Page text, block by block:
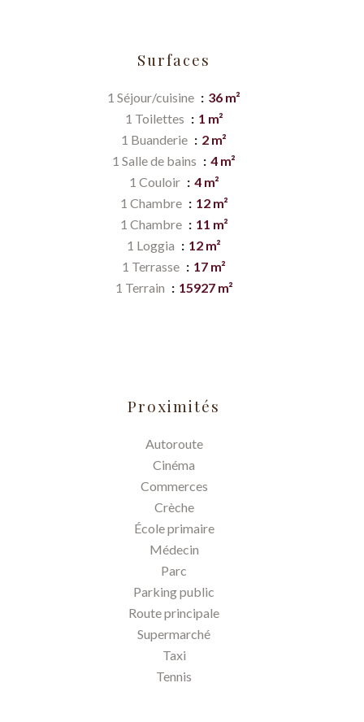
Surfaces
1 Séjour/cuisine
36 m²
1 Toilettes
1 m²
1 Buanderie
2 m²
1 Salle de bains
4 m²
1 Couloir
4 m²
1 Chambre
12 m²
1 Chambre
11 m²
1 Loggia
12 m²
1 Terrasse
17 m²
1 Terrain
15927 m²
Proximités
Autoroute
Cinéma
Commerces
Crèche
École primaire
Médecin
Parc
Parking public
Route principale
Supermarché
Taxi
Tennis